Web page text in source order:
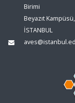
Birimi
Beyazıt
İSTANBUL